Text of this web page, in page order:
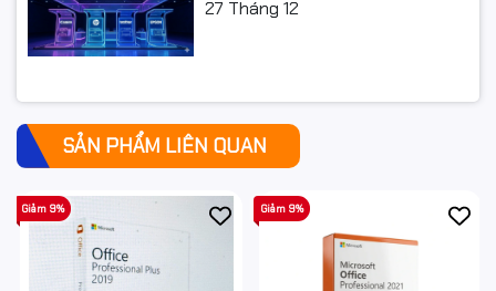
chọn và so sánh chi tiết
27 Tháng 12
SẢN PHẨM LIÊN QUAN
Giảm 9% Giảm 9%